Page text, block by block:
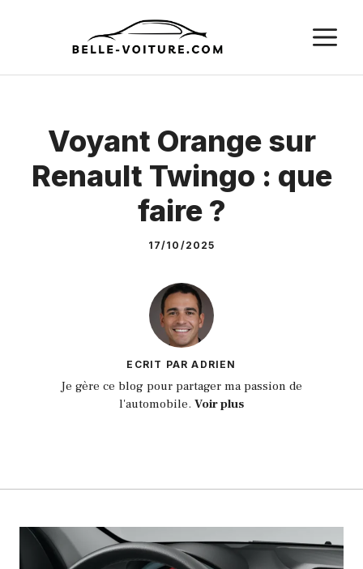
Voyant Orange sur
Renault Twingo : que
faire ?
17/10/2025
ECRIT PAR ADRIEN
Je gère ce blog pour partager ma passion de
l'automobile. Voir plus